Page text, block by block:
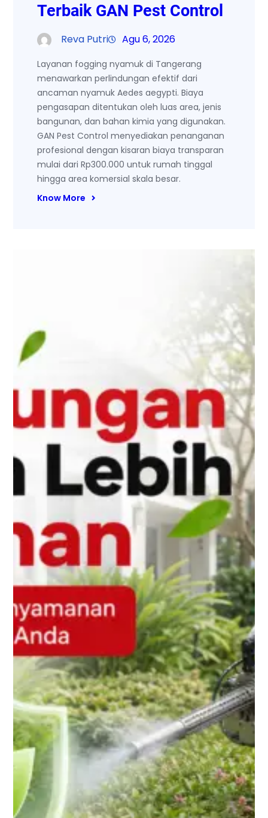
Terbaik GAN Pest Control
Reva Putri Agu 6, 2026
Layanan fogging nyamuk di Tangerang
menawarkan perlindungan efektif dari
ancaman nyamuk Aedes aegypti. Biaya
pengasapan ditentukan oleh luas area, jenis
bangunan, dan bahan kimia yang digunakan.
GAN Pest Control menyediakan penanganan
profesional dengan kisaran biaya transparan
mulai dari Rp300.000 untuk rumah tinggal
hingga area komersial skala besar.
Know More